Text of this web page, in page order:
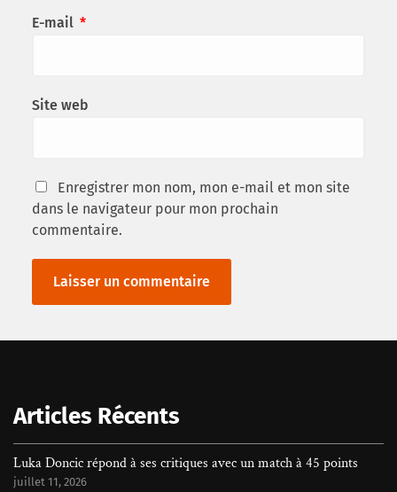
Articles Récents
Luka Doncic répond à ses critiques avec un match à 45 points
juillet 11, 2026
E-mail *
Site web
Enregistrer mon nom, mon e-mail et mon site
dans le navigateur pour mon prochain
commentaire.